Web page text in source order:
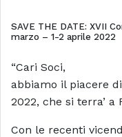
SAVE THE DATE: XVII
marzo – 1-2 aprile 2022
“Cari Soci,
abbiamo il piacere
2022, che si terra’ a
Con le recenti